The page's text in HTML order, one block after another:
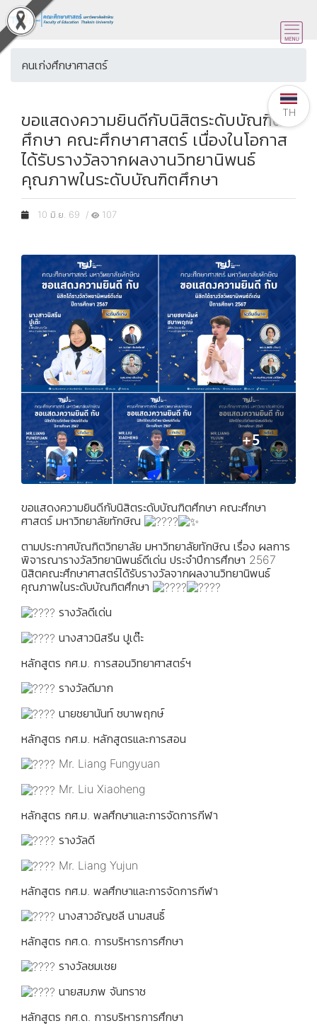
คนเก่งศึกษาศาสตร์
ขอแสดงความยินดีกับนิสิตระดับบัณฑิต
ศึกษา คณะศึกษาศาสตร์ เนื่องในโอกาส
ได้รับรางวัลจากผลงานวิทยานิพนธ์
คุณภาพในระดับบัณฑิตศึกษา
10 มิ.ย. 69 / 107
ขอแสดงความยินดีกับนิสิตระดับบัณฑิตศึกษา คณะศึกษา
ศาสตร์ มหาวิทยาลัยทักษิณ
ตามประกาศบัณฑิตวิทยาลัย มหาวิทยาลัยทักษิณ เรื่อง ผลการ
พิจารณารางวัลวิทยานิพนธ์ดีเด่น ประจำปีการศึกษา 2567
นิสิตคณะศึกษาศาสตร์ได้รับรางวัลจากผลงานวิทยานิพนธ์
คุณภาพในระดับบัณฑิตศึกษา
รางวัลดีเด่น
นางสาวนิสรีน ปูเต๊ะ
หลักสูตร กศ.ม. การสอนวิทยาศาสตร์ฯ
รางวัลดีมาก
นายชยานันท์ ชบาพฤกษ์
หลักสูตร กศ.ม. หลักสูตรและการสอน
Mr. Liang Fungyuan
Mr. Liu Xiaoheng
หลักสูตร กศ.ม. พลศึกษาและการจัดการกีฬา
รางวัลดี
Mr. Liang Yujun
หลักสูตร กศ.ม. พลศึกษาและการจัดการกีฬา
นางสาวอัญชลี นามสนธิ์
หลักสูตร กศ.ด. การบริหารการศึกษา
รางวัลชมเชย
นายสมภพ จันทราช
หลักสูตร กศ.ด. การบริหารการศึกษา
TH